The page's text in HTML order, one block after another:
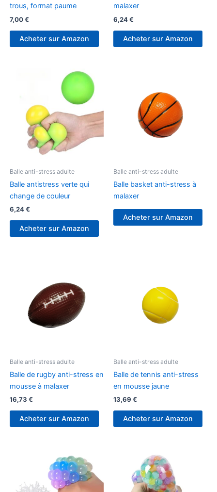
trous, format paume
7,00€
Acheter sur Amazon
malaxer
6,24€
Acheter sur Amazon
Balle anti-stress adulte
Balle antistress verte qui
change de couleur
6,24€
Acheter sur Amazon
Balle anti-stress adulte
Balle basket anti-stress à
malaxer
Acheter sur Amazon
Balle anti-stress adulte
Balle de rugby anti-stress en
mousse à malaxer
16,73 €
Acheter sur Amazon
Balle anti-stress adulte
Balle de tennis anti-stress
en mousse jaune
13,69 €
Acheter sur Amazon